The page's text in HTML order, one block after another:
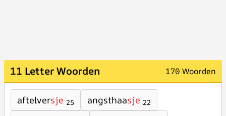
11 Letter Woorden 170 Woorden
aftelversje 25 angsthaasje 22